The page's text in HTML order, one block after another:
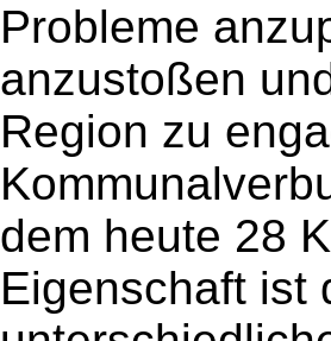
Probleme
anzustoßen
Region zu
dem heute 28
Eigenschaft ist